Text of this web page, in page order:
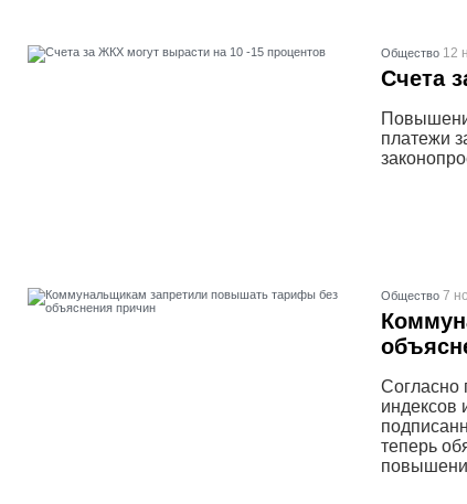
Общество 12
Счета
платежи
Общество 7
Согласно
индексов
теперь